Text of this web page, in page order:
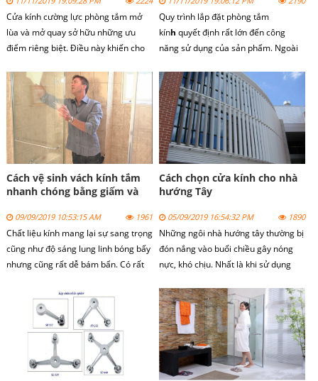
Cửa kính cường lực phòng tắm mở
lùa và mở quay sở hữu những ưu
điểm riêng biệt. Điều này khiến cho
nên lắp đặt dòng sản phẩm nào. Để
tìm được câu trả lời cho mình, bạn
cần căn cứ vào nhiều yếu tố khác
nhau.
Quy trình lắp đặt phòng tắm
kính quyết định rất lớn đến công
năng sử dụng của sản phẩm. Ngoài
tiếp đến vẻ đẹp thẩm mỹ của không
gian lắp đặt. Chính vì vậy bạn cần
tuân thủ nghiêm ngặt các bước thi
công phòng tắm kính chuyên nghiệp.
Cách vệ sinh vách kính tắm
nhanh chóng bằng giấm và
09/09/2019 10:53:15 AM 1961
Chất liệu kính mang lại sự sang trọng
cũng như độ sáng lung linh bóng bẩy
nhưng cũng rất dễ bám bẩn. Có rất
nhưng hôm nay chúng tôi xin giới
thiệu cách vệ sinh cửa kính với chanh
và giấm.
Cách chọn cửa kính cho nhà
hướng Tây
05/09/2019 16:54:32 PM 1890
Những ngôi nhà hướng tây thường bị
đón nắng vào buổi chiều gây nóng
nực, khó chịu. Nhất là khi sử dụng
cửa kính cho nhà hướng tây như thế
nào chúng ta cùng xem bài viết dưới
đây.